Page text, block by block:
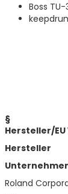
Boss TU-
§
Hersteller/
Hersteller
Roland